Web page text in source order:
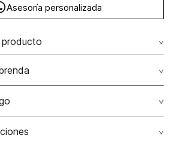
Asesoría personalizada
93% poliéster 7% 93.00%
poliéster/polyester
/ no dejar en remojo / no
Visa, Dinners, Master Card y American